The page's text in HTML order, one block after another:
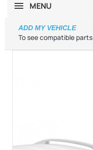
MENU
To see compatible parts
ADD MY VEHICLE